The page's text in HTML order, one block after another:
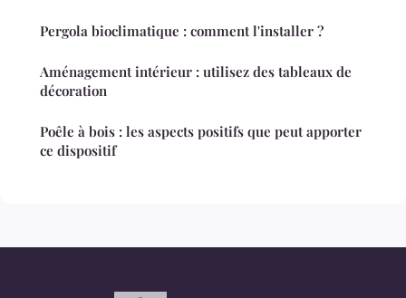
Pergola bioclimatique : comment l'installer ?
Aménagement intérieur : utilisez des tableaux de
décoration
Poêle à bois : les aspects positifs que peut apporter
ce dispositif